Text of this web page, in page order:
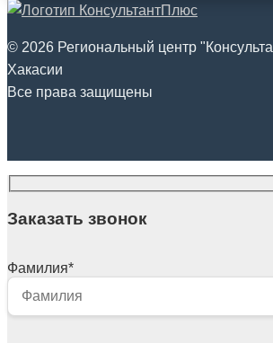
© 2026 Региональный центр
Хакасии
Все права защищены
Заказать звонок
Фамилия*